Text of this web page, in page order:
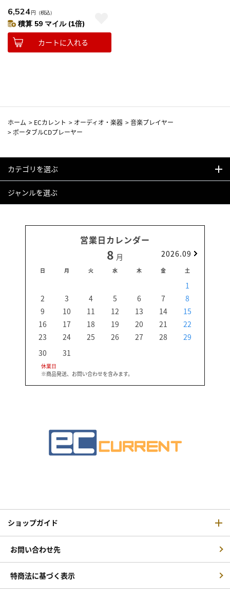
6,524円 （税込）
積算 59 マイル (1倍)
カートに入れる
ホーム > ECカレント > オーディオ・楽器 >音楽プレイヤー
> ポータブルCDプレーヤー
カテゴリを選ぶ
ジャンルを選ぶ
営業日カレンダー
8 月 2026.09
日 月 火 水 木 金 土
1
2
3 4 5 6 7
8
9
10 11 12 13 14
15
16
17 18 19 20 21
22
23
24 25 26 27 28
29
30
31
休業日
※商品発送、お問い合わせを含みます。
ショップガイド
お問い合わせ先
特商法に基づく表示